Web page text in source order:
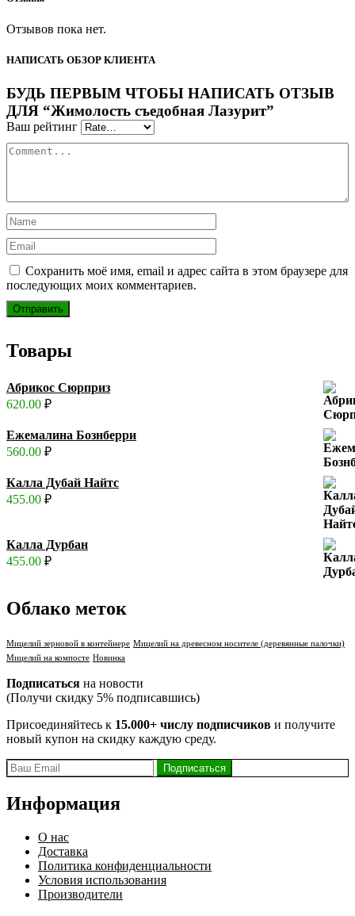
Отзывов пока нет.
НАПИСАТЬ ОБЗОР КЛИЕНТА
БУДЬ ПЕРВЫМ ЧТОБЫ НАПИСАТЬ ОТЗЫВ
ДЛЯ “Жимолость съедобная Лазурит”
Ваш рейтинг
Сохранить моё имя, email и адрес сайта в этом браузере для
последующих моих комментариев.
Товары
Абрикос Сюрприз
620.00 ₽
Ежемалина Бознберри
560.00 ₽
Калла Дубай Найтс
455.00 ₽
Калла Дурбан
455.00 ₽
Облако меток
Мицелий зерновой в контейнере Мицелий на древесном носителе (деревянные палочки)
Мицелий на компосте Новинка
Подписаться на новости
(Получи скидку 5% подписавшись)
Присоединяйтесь к 15.000+ числу подписчиков и получите
новый купон на скидку каждую среду.
Информация
О нас
Доставка
Политика конфиденциальности
Условия использования
Производители